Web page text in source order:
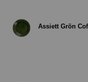
Assiett Grön